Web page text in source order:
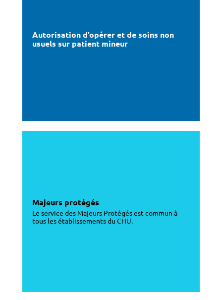
Autorisation d’opérer et de soins non
usuels sur patient mineur
Majeurs protégés
Le service des Majeurs Protégés est commun à
tous les établissements du CHU.